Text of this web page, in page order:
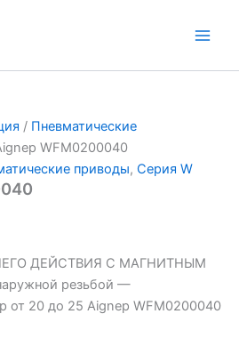
/ Пневматические
WFM0200040
приводы, Серия W
ДЕЙСТВИЯ С МАГНИТНЫМ
резьбой —
от 20 до 25 Aignep WFM0200040